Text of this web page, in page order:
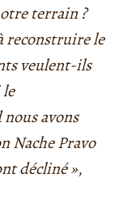
terrain ?
reconstruire le
veulent-ils
avons
Nache Pravo
décliné »,